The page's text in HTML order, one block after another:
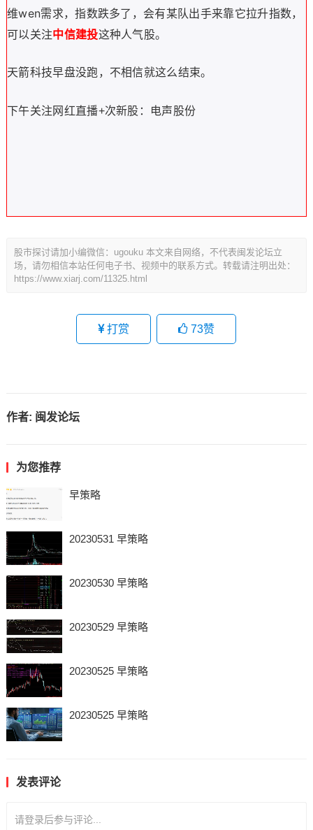
维wen需求，指数跌多了，会有某队出手来靠它拉升指数，
可以关注中信建投这种人气股。
天箭科技早盘没跑，不相信就这么结束。
下午关注网红直播+次新股：电声股份
股市探讨请加小编微信：ugouku 本文来自网络，不代表闽发论坛立
场，请勿相信本站任何电子书、视频中的联系方式。转载请注明出处：
https://www.xiarj.com/11325.html
打赏 73赞
作者: 闽发论坛
为您推荐
早策略
20230531 早策略
20230530 早策略
20230529 早策略
20230525 早策略
20230525 早策略
发表评论
请登录后参与评论...